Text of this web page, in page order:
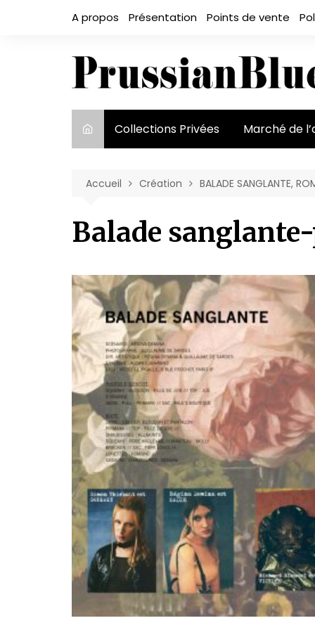
A propos Présentation Points de vente
Collections Privées Marché de
acteurs
Accueil Création BALADE SANGLANTE,
Balade